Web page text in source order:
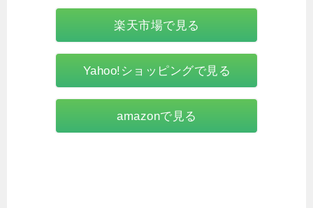
楽天市場で見る
Yahoo!ショッピングで見る
amazonで見る